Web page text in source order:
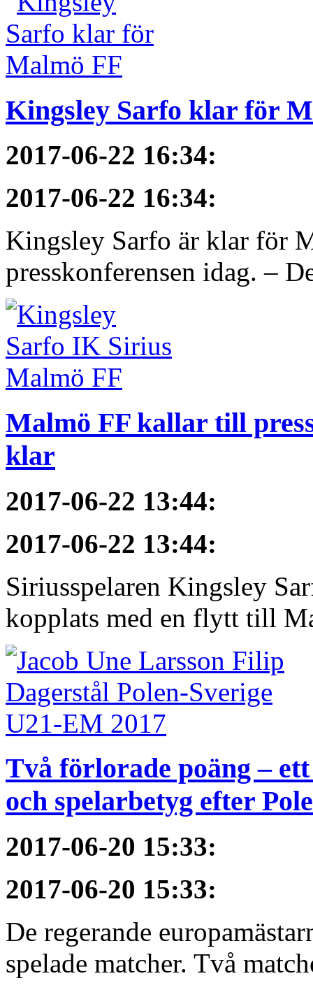
Kingsley Sarfo klar för
2017-06-22 16:34:
2017-06-22 16:34:
Kingsley Sarfo är klar för
presskonferensen idag. –
Malmö FF kallar till
klar
2017-06-22 13:44:
2017-06-22 13:44:
Siriusspelaren Kingsley
kopplats med en flytt till
Två förlorade poäng –
och spelarbetyg efter
2017-06-20 15:33:
2017-06-20 15:33:
De regerande
spelade matcher. Två